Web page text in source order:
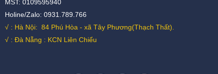
MST: 0109595940
Holine/Zalo: 0931.789.766
√ : Hà Nội: 84 Phú Hòa - xã Tây Phương(Thạch Thất).
√ : Đà Nẵng : KCN Liên Chiểu